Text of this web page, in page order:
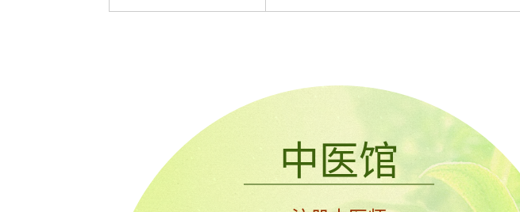
中医馆